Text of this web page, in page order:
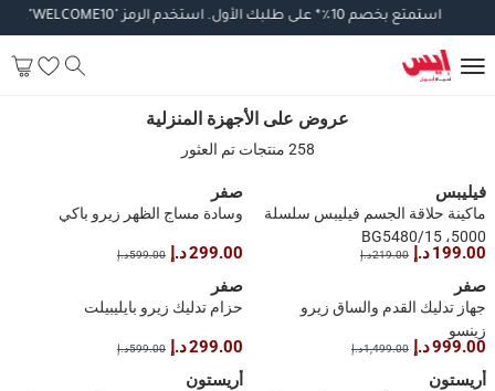
استمتع بخصم10 ٪*على طلبك الأول.استخدم الرمز"WELCOME10". تطبق
عروض على الأجهزة المنزلية
عروض على الأجهزة المنزلية
258 منتجات تم العثور
فيليبس
ماكينة حلاقة الجسم فيليبس سلسلة
5000، BG5480/15
199.00 د.إ 219.00 د.إ
صفر
وسادة مساج الظهر زيرو باكي
299.00 د.إ 599.00 د.إ
صفر
جهاز تدليك القدم والساق زيرو
زينسو
999.00 د.إ 1,499.00 د.إ
صفر
حزام تدليك زيرو بايليبيلت
299.00 د.إ 599.00 د.إ
أريستون أريستون